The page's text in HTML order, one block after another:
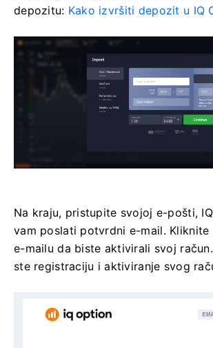
depozitu: Kako izvršiti depozit u IQ
Na kraju, pristupite svojoj e-pošti,
vam poslati potvrdni e-mail. Kliknite
e-mailu da biste aktivirali svoj
ste registraciju i aktiviranje svog